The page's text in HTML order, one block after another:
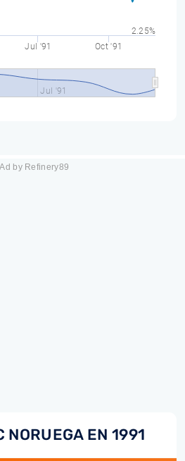
Jul '91 Oct '91
Jul '91
2.25%
by Refinery89
NORUEGA EN 1991